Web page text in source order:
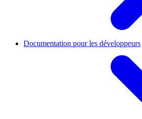
Documentation pour les développeurs